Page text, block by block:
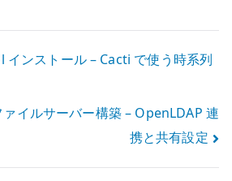
インストール – Cacti で使う時系列
イルサーバー構築 – OpenLDAP 連
携と共有設定